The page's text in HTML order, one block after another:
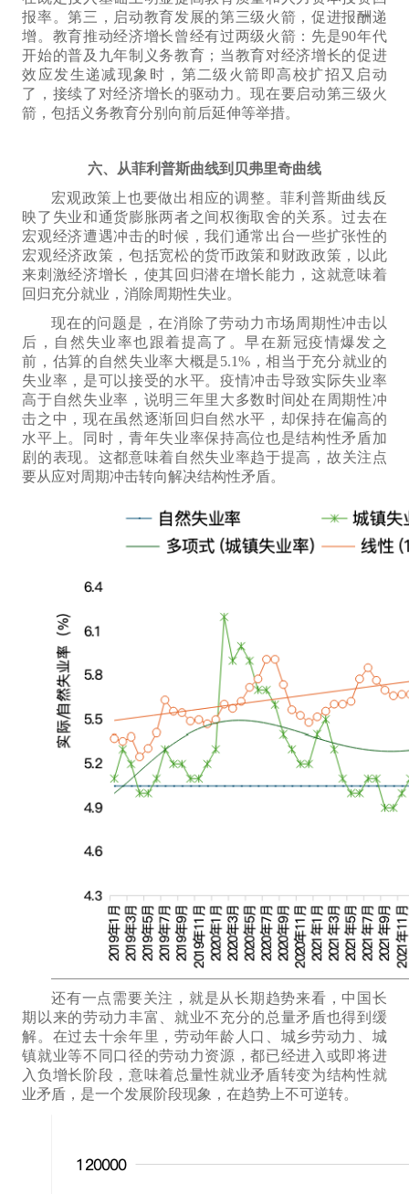
报率。第三，启动教育发展的第三级火箭，促进报酬递
增。教育推动经济增长曾经有过两级火箭： 先是90年代
开始的普及九年制义务教育；当教育对经济增长的促进
效应发生递减现象时 ，第二级 火箭即高校扩招 又 启动
了 ， 接续了对经济增长的驱动力 。现在要启动第三级 火
箭 ，包括义务教育分别 向前后延伸等举措。
六、从菲利普斯曲线到贝弗里奇曲线
宏观政策上也要做出相应的调整。菲利普斯曲线反
映了失业和通货膨胀两者之间权衡取舍的关系。过去在
宏观经济遭遇冲击的时候，我们通常 出台一些扩张性的
宏观经济政策，包括宽松的货币政策和财政政策，以此
来刺激经济增长，使其回归潜在增长能力，这就意味着
回归充分就业，消除周期性失业。
现在的问题是，在消除了劳动力市场 周期性冲击 以
后，自然失业率也跟着提高了。早在新冠疫情爆发之
前 ， 估算的 自然失业率大概是5.1%，相当于充分就业的
失业率 ，是可以接受的水平。疫情冲击导致实际失业率
高于自然失业率，说明 三年里大多数时间处在周期性冲
击之中，现在虽然逐渐回归 自然水平 ， 却保持在偏高的
水平上。同时，青年失业率保持高位也是结构性矛盾加
剧 的表现。 这都意味着自然失业率趋于提高， 故关注点
要从应对周期冲击转向解决结构性矛盾。
还有一点需要关注，就是从长期趋势来看 ， 中国 长
期以来的劳动力丰富、就业不充分的总量矛盾也得到缓
解。 在过去十余年里，劳动年龄人口、城乡劳动力、城
镇就业等不同口径的劳动力资源，都已经进入或即将进
入负增长阶段 ，意味着总量性就业矛盾转变为结构性就
业矛盾， 是一个发展阶段现象，在趋势上不可逆转。